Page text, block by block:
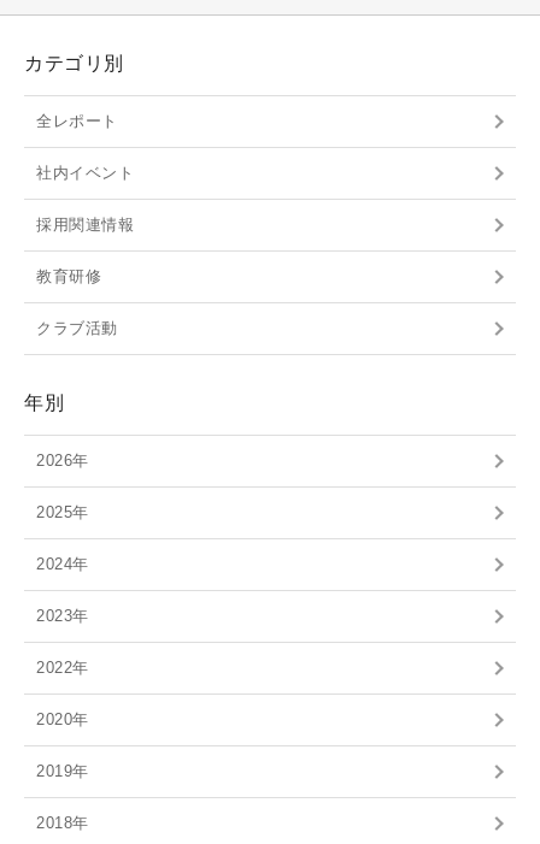
カテゴリ別
全レポート
社内イベント
採用関連情報
教育研修
クラブ活動
年別
2026年
2025年
2024年
2023年
2022年
2020年
2019年
2018年